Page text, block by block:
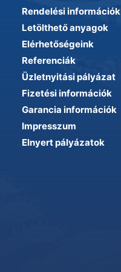
Rendelési információk
Letölthető anyagok
Elérhetőségeink
Referenciák
Üzletnyitási pályázat
Fizetési információk
Garancia információk
Impresszum
Elnyert pályázatok